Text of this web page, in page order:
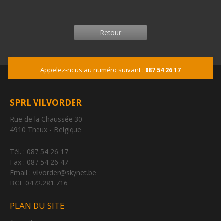
Retour
Appelez-nous au numéro suivant : 087 54 26 17
SPRL VILVORDER
Rue de la Chaussée 30
4910 Theux - Belgique
Tél. : 087 54 26 17
Fax : 087 54 26 47
Email : vilvorder@skynet.be
BCE 0472.281.716
PLAN DU SITE